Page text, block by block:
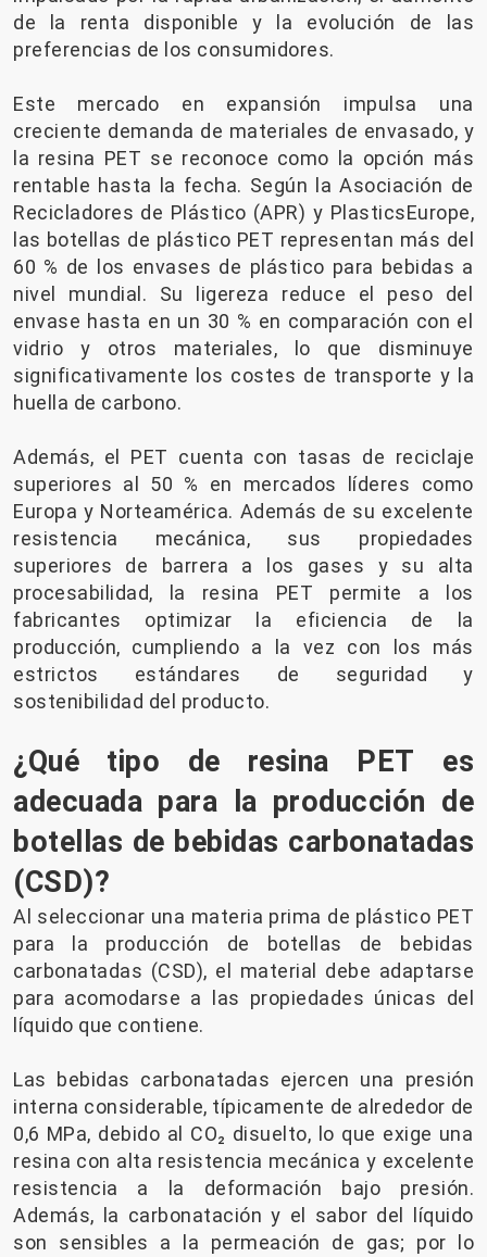
de la renta disponible y la evolución de las
preferencias de los consumidores.
Este mercado en expansión impulsa una
creciente demanda de materiales de envasado, y
la resina PET se reconoce como la opción más
rentable hasta la fecha. Según la Asociación de
Recicladores de Plástico (APR) y PlasticsEurope,
las botellas de plástico PET representan más del
60 % de los envases de plástico para bebidas a
nivel mundial. Su ligereza reduce el peso del
envase hasta en un 30 % en comparación con el
vidrio y otros materiales, lo que disminuye
significativamente los costes de transporte y la
huella de carbono.
Además, el PET cuenta con tasas de reciclaje
superiores al 50 % en mercados líderes como
Europa y Norteamérica. Además de su excelente
resistencia mecánica, sus propiedades
superiores de barrera a los gases y su alta
procesabilidad, la resina PET permite a los
fabricantes optimizar la eficiencia de la
producción, cumpliendo a la vez con los más
estrictos estándares de seguridad y
sostenibilidad del producto.
¿Qué tipo de resina PET es
adecuada para la producción de
botellas de bebidas carbonatadas
(CSD)?
Al seleccionar una materia prima de plástico PET
para la producción de botellas de bebidas
carbonatadas (CSD), el material debe adaptarse
para acomodarse a las propiedades únicas del
líquido que contiene.
Las bebidas carbonatadas ejercen una presión
interna considerable, típicamente de alrededor de
0,6 MPa, debido al CO₂ disuelto, lo que exige una
resina con alta resistencia mecánica y excelente
resistencia a la deformación bajo presión.
Además, la carbonatación y el sabor del líquido
son sensibles a la permeación de gas; por lo